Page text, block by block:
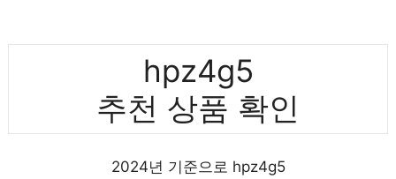
hpz4g5
추천 상품 확인
2024년 기준으로 hpz4g5